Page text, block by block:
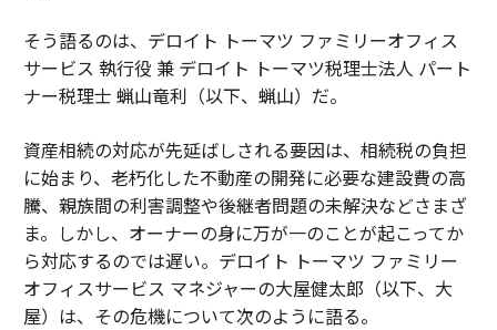
そう語るのは、デロイト トーマツ ファミリーオフィス
サービス 執行役 兼 デロイト トーマツ税理士法人 パート
ナー税理士 蝋山竜利（以下、蝋山）だ。
資産相続の対応が先延ばしされる要因は、相続税の負担
に始まり、老朽化した不動産の開発に必要な建設費の高
騰、親族間の利害調整や後継者問題の未解決などさまざ
ま。しかし、オーナーの身に万が一のことが起こってか
ら対応するのでは遅い。デロイト トーマツ ファミリー
オフィスサービス マネジャーの大屋健太郎（以下、大
屋）は、その危機について次のように語る。